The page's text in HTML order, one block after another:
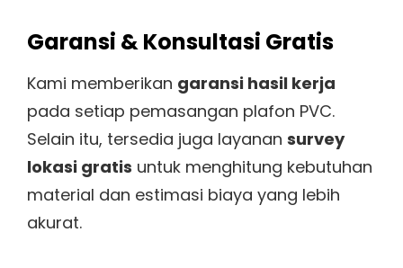
Garansi & Konsultasi Gratis
Kami memberikan garansi hasil kerja
pada setiap pemasangan plafon PVC.
Selain itu, tersedia juga layanan survey
lokasi gratis untuk menghitung kebutuhan
material dan estimasi biaya yang lebih
akurat.